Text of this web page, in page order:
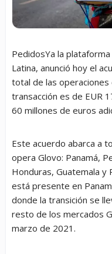
PedidosYa la
Latina, anunció hoy el
total de las operaciones
transacción es de EUR
60 millones de euros
Este acuerdo abarca a
opera Glovo: Panamá,
Honduras, Guatemala y
está presente en
donde la transición se
resto de los mercados
marzo de 2021.